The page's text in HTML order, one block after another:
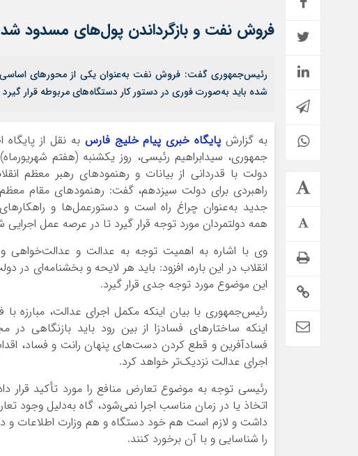
هوش مصنوعی
فروش نفت و بازگرداندن پول‌های مسدود
رئیس‌جمهوری گفت: فروش نفت به‌عنوان یکی از محورهای اساسی
شده باید به‌صورت فوری در دستور کار دستگاه‌های مربوطه قرار
به گزارش پایگاه خبری پیام خلیج فارس به نقل از
جمهوری، سیدابراهیم رئیسی، روز یکشنبه (هفتم
دولت با قدردانی از بیانات و رهنمودهای رهبر معظم
راهبردی برای دولت سیزدهم، گفت: رهنمودهای مقام
جدید به‌عنوان چراغ راه است و دستورعمل‌ها و
همه دولتمردان مورد توجه قرار گیرد تا در عرصه عمل اجرایی
وی با اشاره به اهمیت توجه به عدالت و عدالت‌خواهی
انقلاب در این باره، افزود: باید هر لایحه و
این موضوع مورد توجه جدی قرار گیرد.
رئیس‌جمهوری با بیان اینکه مکمل اجرای عدالت، مبارزه
اینکه ساختارهای فسادزا از بین رود باید بازنگاهی
فسادآفرین و قطع کردن دست‌های پنهان رانت و فساد،
اجرای عدالت نزدیک‌تر خواهد کرد.
رئیسی توجه به موضوع تعارض منافع را مورد تأکید قرار
اتخاذ یا در زمان مناسب اجرا نمی‌شود، گاه به‌دلیل وجود
داشت و لازم است هم خود دستگاه و هم وزارت اطلاعات
را شناسایی و با آن برخورد کنند.